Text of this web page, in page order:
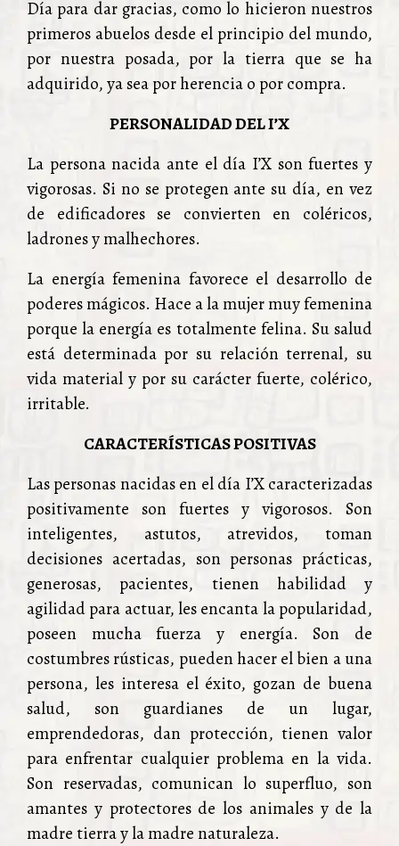
Día para dar gracias, como lo hicieron nuestros
primeros abuelos desde el principio del mundo,
por nuestra posada, por la tierra que se ha
adquirido, ya sea por herencia o por compra.
PERSONALIDAD DEL I’X
La persona nacida ante el día I’X son fuertes y
vigorosas. Si no se protegen ante su día, en vez
de edificadores se convierten en coléricos,
ladrones y malhechores.
La energía femenina favorece el desarrollo de
poderes mágicos. Hace a la mujer muy femenina
porque la energía es totalmente felina. Su salud
está determinada por su relación terrenal, su
vida material y por su carácter fuerte, colérico,
irritable.
CARACTERÍSTICAS POSITIVAS
Las personas nacidas en el día I’X caracterizadas
positivamente son fuertes y vigorosos. Son
inteligentes, astutos, atrevidos, toman
decisiones acertadas, son personas prácticas,
generosas, pacientes, tienen habilidad y
agilidad para actuar, les encanta la popularidad,
poseen mucha fuerza y energía. Son de
costumbres rústicas, pueden hacer el bien a una
persona, les interesa el éxito, gozan de buena
salud, son guardianes de un lugar,
emprendedoras, dan protección, tienen valor
para enfrentar cualquier problema en la vida.
Son reservadas, comunican lo superfluo, son
amantes y protectores de los animales y de la
madre tierra y la madre naturaleza.